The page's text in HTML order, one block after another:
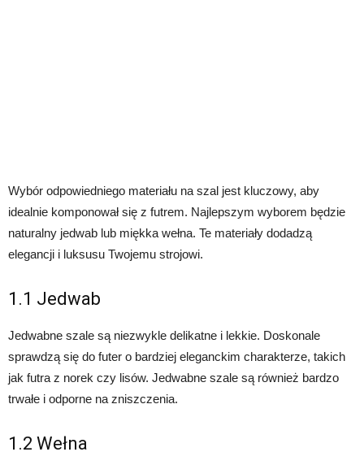
Wybór odpowiedniego materiału na szal jest kluczowy, aby
idealnie komponował się z futrem. Najlepszym wyborem będzie
naturalny jedwab lub miękka wełna. Te materiały dodadzą
elegancji i luksusu Twojemu strojowi.
1.1 Jedwab
Jedwabne szale są niezwykle delikatne i lekkie. Doskonale
sprawdzą się do futer o bardziej eleganckim charakterze, takich
jak futra z norek czy lisów. Jedwabne szale są również bardzo
trwałe i odporne na zniszczenia.
1.2 Wełna